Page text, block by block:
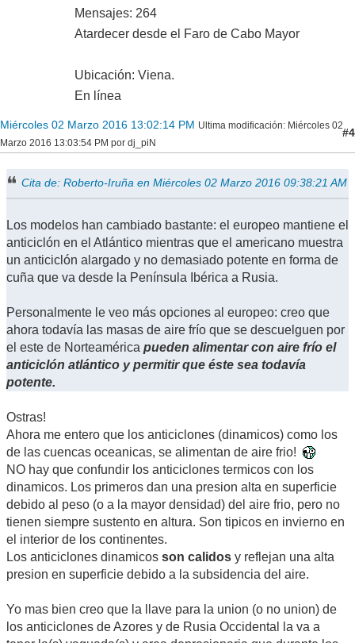
Mensajes: 264
Atardecer desde el Faro de Cabo Mayor
Ubicación: Viena.
En línea
Miércoles 02 Marzo 2016 13:02:14 PM Ultima modificación: Miércoles 02
Marzo 2016 13:03:54 PM por dj_piN
#4
Cita de: Roberto-Iruña en Miércoles 02 Marzo 2016 09:38:21 AM
Los modelos han cambiado bastante: el europeo mantiene el
anticiclón en el Atlántico mientras que el americano muestra
un anticiclón alargado y no demasiado potente en forma de
cuña que va desde la Península Ibérica a Rusia.
Personalmente le veo más opciones al europeo: creo que
ahora todavía las masas de aire frío que se descuelguen por
el este de Norteamérica pueden alimentar con aire frío el
anticiclón atlántico y permitir que éste sea todavía
potente.
Ostras!
Ahora me entero que los anticiclones (dinamicos) como los
de las cuencas oceanicas, se alimentan de aire frio!
NO hay que confundir los anticiclones termicos con los
dinamicos. Los primeros dan una presion alta en superficie
debido al peso (o a la mayor densidad) del aire frio, pero no
tienen siempre sustento en altura. Son tipicos en invierno en
el interior de los continentes.
Los anticiclones dinamicos son calidos y reflejan una alta
presion en superficie debido a la subsidencia del aire.
Yo mas bien creo que la llave para la union (o no union) de
los anticiclones de Azores y de Rusia Occidental la va a